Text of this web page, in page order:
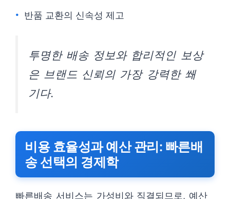
반품 교환의 신속성 제고
투명한 배송 정보와 합리적인 보상
은 브랜드 신뢰의 가장 강력한 쐐
기다.
비용 효율성과 예산 관리: 빠른배
송 선택의 경제학
빠른배송 서비스는 가성비와 직결되므로, 예산